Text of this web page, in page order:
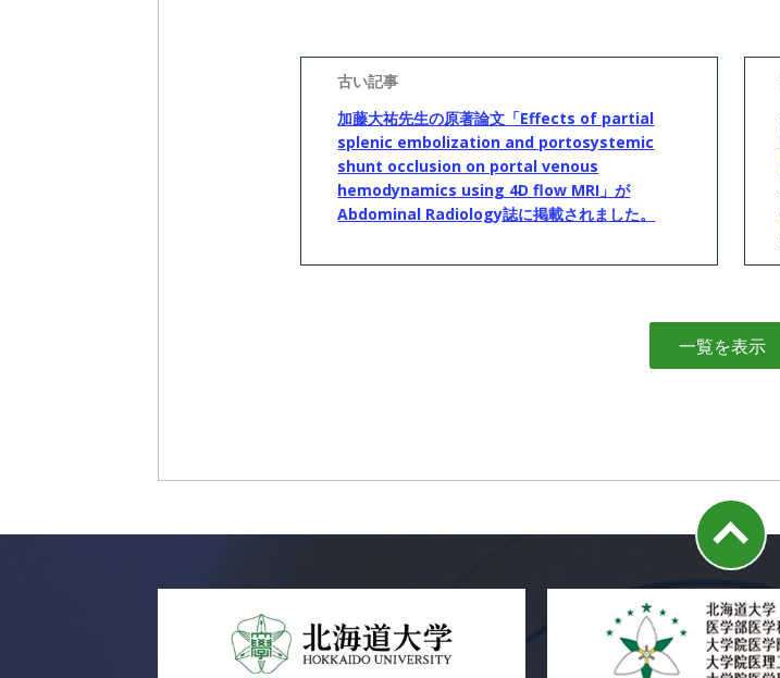
投
加藤大祐先生の原著論文「Effects of partial
splenic embolization and portosystemic
shunt occlusion on portal venous
hemodynamics using 4D flow MRI」が
Abdominal Radiology誌に掲載されました。
一覧を表示